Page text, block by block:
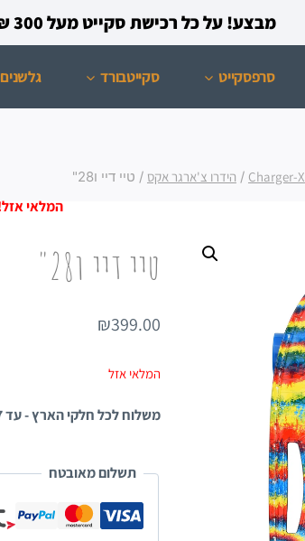
מבצע! על כל רכישת סקייט מעל 300 ₪ תקבלו תיק + כובע ממותגים מתנה!
סרפסקייט סקייטבורד גלשנים
Charger-X
/ הידרו צ'ארגר אקס / טיי דיי ו28"
טיי דיי ו28"
₪399.00
המלאי אזל
משלוח לכל חלקי הארץ - עד 7 ימי עסקים
תשלום מאובטח